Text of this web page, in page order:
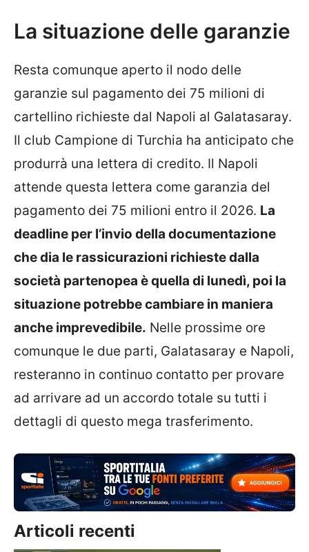
La situazione delle garanzie
Resta comunque aperto il nodo delle
garanzie sul pagamento dei 75 milioni di
cartellino richieste dal Napoli al Galatasaray.
Il club Campione di Turchia ha anticipato che
produrrà una lettera di credito. Il Napoli
attende questa lettera come garanzia del
pagamento dei 75 milioni entro il 2026. La
deadline per l’invio della documentazione
che dia le rassicurazioni richieste dalla
società partenopea è quella di lunedì, poi la
situazione potrebbe cambiare in maniera
anche imprevedibile. Nelle prossime ore
comunque le due parti, Galatasaray e Napoli,
resteranno in continuo contatto per provare
ad arrivare ad un accordo totale su tutti i
dettagli di questo mega trasferimento.
Articoli recenti